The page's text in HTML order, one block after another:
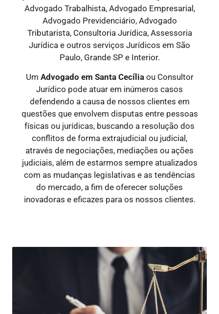
Advogado Trabalhista, Advogado Empresarial,
Advogado Previdenciário, Advogado
Tributarista, Consultoria Jurídica, Assessoria
Jurídica e outros serviços Jurídicos em São
Paulo, Grande SP e Interior.
Um Advogado em Santa Cecíliaou Consultor
Jurídico pode atuar em inúmeros casos
defendendo a causa de nossos clientes em
questões que envolvem disputas entre pessoas
físicas ou jurídicas, buscando a resolução dos
conflitos de forma extrajudicial ou judicial,
através de negociações, mediações ou ações
judiciais, além de estarmos sempre atualizados
com as mudanças legislativas e as tendências
do mercado, a fim de oferecer soluções
inovadoras e eficazes para os nossos clientes.